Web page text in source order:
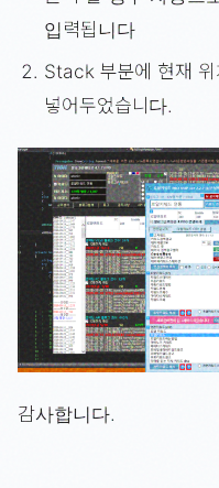
입력됩니다
Stack 부분에 현재
넣어두었습니다.
감사합니다.